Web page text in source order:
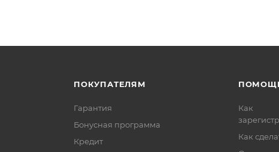
ПОКУПАТЕЛЯМ
Гарантия
Бонусная программа
Кредит
Как
Как